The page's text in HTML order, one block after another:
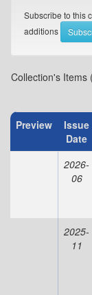
Subscribe to this
additions
Collection's Items
Preview
Issue
Date
2026-
06
2025-
11